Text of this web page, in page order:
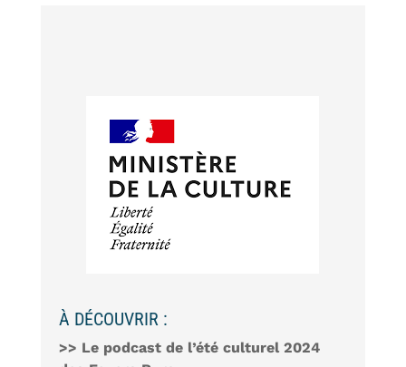
À DÉCOUVRIR :
>> Le podcast de l’été culturel 2024